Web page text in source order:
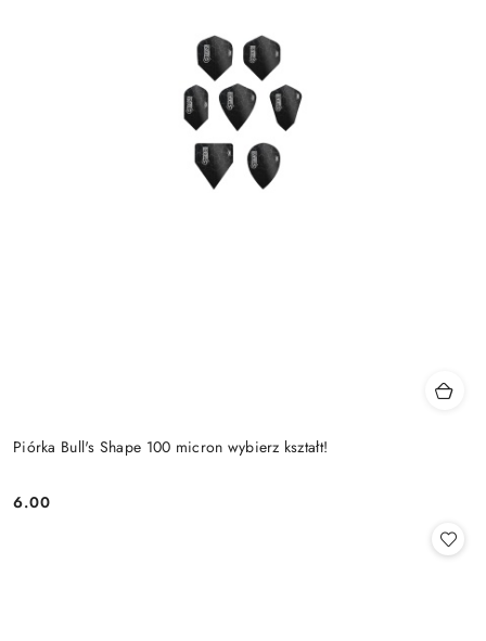
Piórka Bull's Shape 100 micron wybierz kształt!
Cena:
6.00